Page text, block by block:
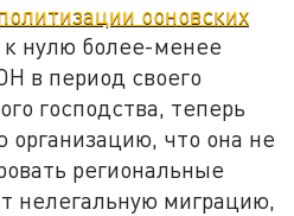
ооновских
нулю более-менее
в период своего
господства, теперь
что она не
региональные
нелегальную миграцию,